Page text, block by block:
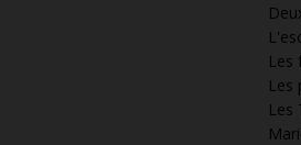
Les
Les
Les